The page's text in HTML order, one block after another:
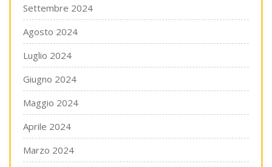
Settembre 2024
Agosto 2024
Luglio 2024
Giugno 2024
Maggio 2024
Aprile 2024
Marzo 2024